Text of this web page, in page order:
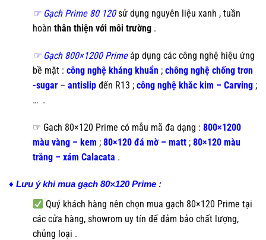
☞ Gạch Prime 80 120sử dụng nguyên liệu xanh , tuần
hoàn thân thiện với môi trường .
☞ Gạch 800×1200 Primeáp dụng các công nghệ hiệu ứng
bề mặt : công nghệ kháng khuẩn ; chông nghệ chống trơn
-sugar – antislip đến R13 ; công nghệ khắc kim – Carving ;
… .
☞ Gach 80×120 Prime có mẫu mã đa dạng : 800×1200
màu vàng – kem ; 80×120 đá mờ – matt ; 80×120 màu
trắng – xám Calacata .
♦ Lưu ý khi mua gạch 80×120 Prime :
Quý khách hàng nên chọn mua gạch 80×120 Prime tại
các cửa hàng, showrom uy tín để đảm bảo chất lượng,
chủng loại .